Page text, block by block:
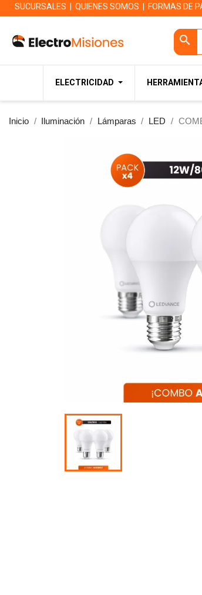
SUCURSALES QUIENES SOMOS FORMAS DE
search
ELECTRICIDAD
Inicio Iluminación Lámparas LED